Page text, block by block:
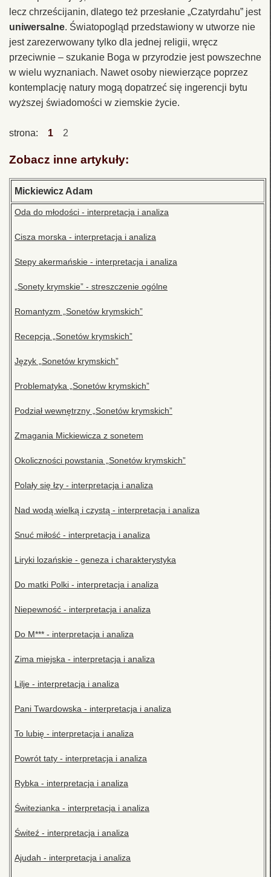
lecz chrześcijanin, dlatego też przesłanie „Czatyrdahu” jest
uniwersalne. Światopogląd przedstawiony w utworze nie
jest zarezerwowany tylko dla jednej religii, wręcz
przeciwnie – szukanie Boga w przyrodzie jest powszechne
w wielu wyznaniach. Nawet osoby niewierzące poprzez
kontemplację natury mogą dopatrzeć się ingerencji bytu
wyższej świadomości w ziemskie życie.
strona: 1 2
Zobacz inne artykuły:
Mickiewicz Adam
Oda do młodości - interpretacja i analiza
Cisza morska - interpretacja i analiza
Stepy akermańskie - interpretacja i analiza
„Sonety krymskie” - streszczenie ogólne
Romantyzm „Sonetów krymskich”
Recepcja „Sonetów krymskich”
Język „Sonetów krymskich”
Problematyka „Sonetów krymskich”
Podział wewnętrzny „Sonetów krymskich”
Zmagania Mickiewicza z sonetem
Okoliczności powstania „Sonetów krymskich”
Polały się łzy - interpretacja i analiza
Nad wodą wielką i czystą - interpretacja i analiza
Snuć miłość - interpretacja i analiza
Liryki lozańskie - geneza i charakterystyka
Do matki Polki - interpretacja i analiza
Niepewność - interpretacja i analiza
Do M*** - interpretacja i analiza
Zima miejska - interpretacja i analiza
Lilje - interpretacja i analiza
Pani Twardowska - interpretacja i analiza
To lubię - interpretacja i analiza
Powrót taty - interpretacja i analiza
Rybka - interpretacja i analiza
Świtezianka - interpretacja i analiza
Świteź - interpretacja i analiza
Ajudah - interpretacja i analiza